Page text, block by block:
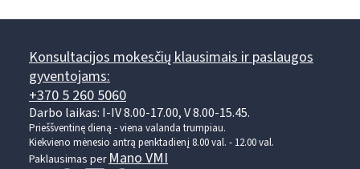
Konsultacijos mokesčių klausimais ir paslaugos
gyventojams:
+370 5 260 5060
Darbo laikas: I-IV 8.00-17.00, V 8.00-15.45.
Prieššventinę dieną - viena valanda trumpiau.
Kiekvieno mėnesio antrą penktadienį 8.00 val. - 12.00 val.
Paklausimas per Mano VMI